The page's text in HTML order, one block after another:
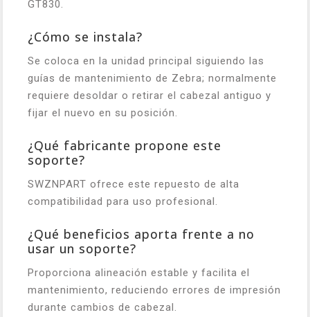
GT830.
¿Cómo se instala?
Se coloca en la unidad principal siguiendo las
guías de mantenimiento de Zebra; normalmente
requiere desoldar o retirar el cabezal antiguo y
fijar el nuevo en su posición.
¿Qué fabricante propone este
soporte?
SWZNPART ofrece este repuesto de alta
compatibilidad para uso profesional.
¿Qué beneficios aporta frente a no
usar un soporte?
Proporciona alineación estable y facilita el
mantenimiento, reduciendo errores de impresión
durante cambios de cabezal.